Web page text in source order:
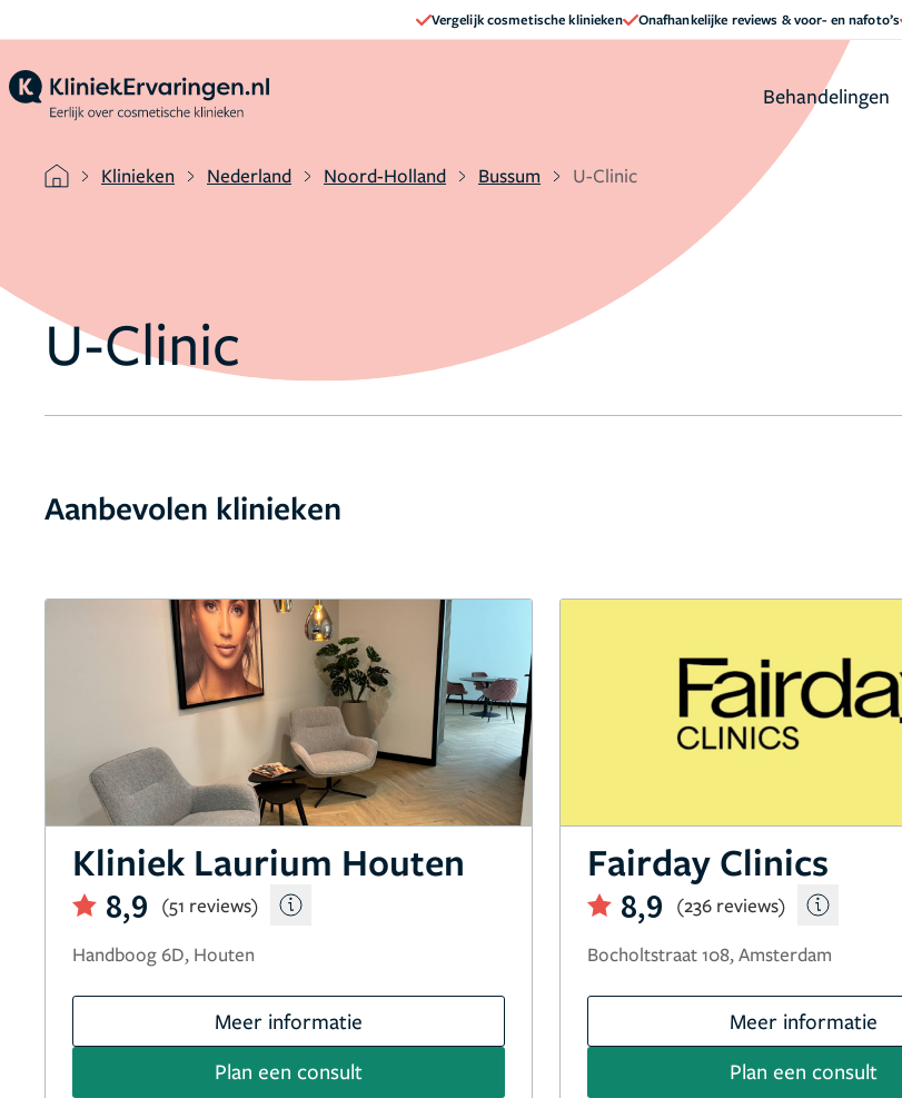
Vergelijk cosmetische klinieken Onafhankelijke reviews & voor- en nafoto’s
Behandelingen
Klinieken Nederland Noord-Holland Bussum U-Clinic
U-Clinic
Aanbevolen klinieken
Kliniek Laurium Houten
8,9
(51 reviews)
Handboog 6D, Houten
Meer informatie
Plan een consult
Fairday Clinics
8,9
(236 reviews)
Bocholtstraat 108, Amsterdam
Meer informatie
Plan een consult